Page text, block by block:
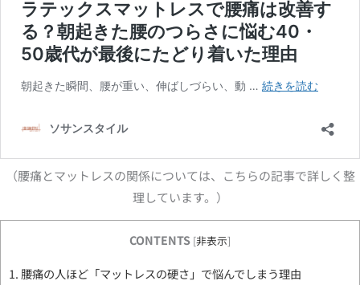
（腰痛とマットレスの関係については、こちらの記事で詳しく整
理しています。）
CONTENTS [非表示]
1. 腰痛の人ほど「マットレスの硬さ」で悩んでしまう理由